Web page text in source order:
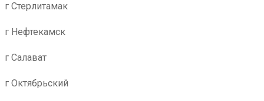
г Стерлитамак
г Нефтекамск
г Салават
г Октябрьский